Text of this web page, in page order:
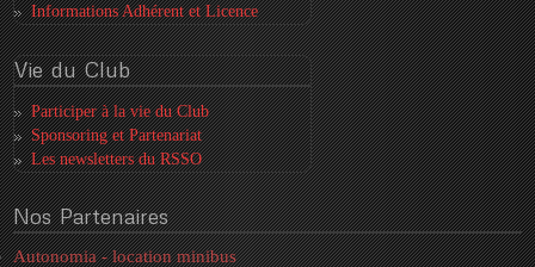
Informations Adhérent et Licence
Viedu Club
Participer à la vie du Club
Sponsoring et Partenariat
Les newsletters du RSSO
NosPartenaires
Autonomia - location minibus